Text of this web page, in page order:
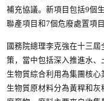
補充協議。新項目包括9個
聯產項目和7個危廢處置項目
國務院總理李克強在十三
策，當中包括深入推進水、
生物質綜合利用為集團核
生物質原材料分為黃稈和